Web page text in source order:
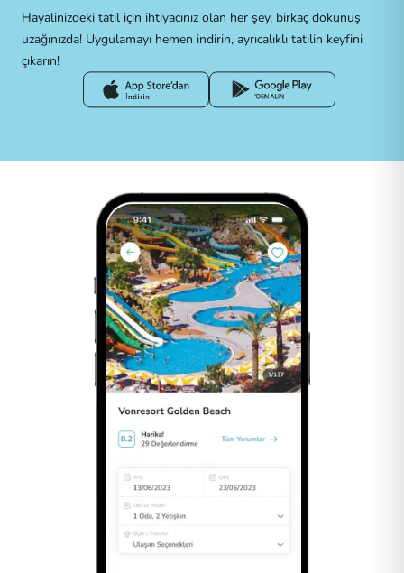
Hayalinizdeki tatil için ihtiyacınız olan her şey, birkaç dokunuş
uzağınızda! Uygulamayı hemen indirin, ayrıcalıklı tatilin keyfini
çıkarın!